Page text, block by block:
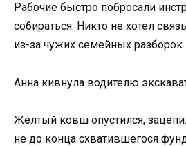
Рабочие быстро побросали
собираться. Никто не хотел
из-за чужих семейных разборок.
Анна кивнула водителю
Желтый ковш опустился,
не до конца схватившегося